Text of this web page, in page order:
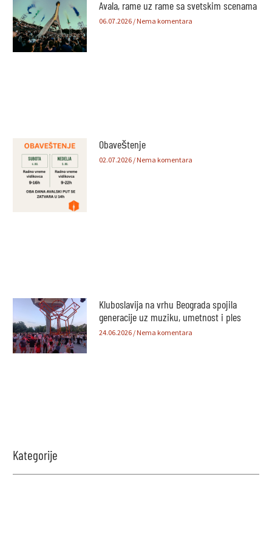
Avala, rame uz rame sa svetskim scenama
06.07.2026 Nema komentara
Obaveštenje
02.07.2026 Nema komentara
Kluboslavija na vrhu Beograda spojila
generacije uz muziku, umetnost i ples
24.06.2026 Nema komentara
Kategorije